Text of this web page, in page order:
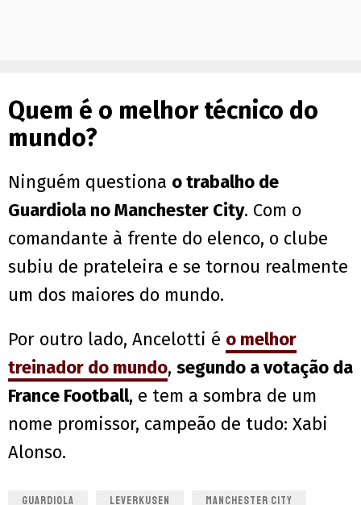
Quem é o melhor técnico do
mundo?
Ninguém questiona o trabalho de
Guardiola no Manchester City. Com o
comandante à frente do elenco, o clube
subiu de prateleira e se tornou realmente
um dos maiores do mundo.
Por outro lado, Ancelotti é o melhor
treinador do mundo, segundo a votação da
France Football, e tem a sombra de um
nome promissor, campeão de tudo: Xabi
Alonso.
GUARDIOLA LEVERKUSEN MANCHESTER CITY